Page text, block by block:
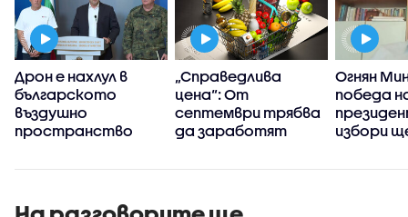
Дрон е нахлул в
българското
въздушно
пространство
„Справедлива
цена“: От
септември трябва
да заработят
проследяване на
Огнян
победа
избори
гласа